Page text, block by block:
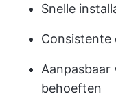
Snelle
Consistente
Aanpasbaar
behoeften